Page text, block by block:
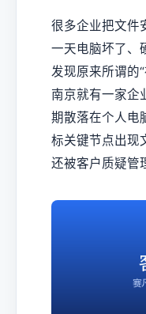
很多企业把文件
一天电脑坏了、
发现原来所谓的
南京就有一家企
期散落在个人电
标关键节点出现
还被客户质疑管